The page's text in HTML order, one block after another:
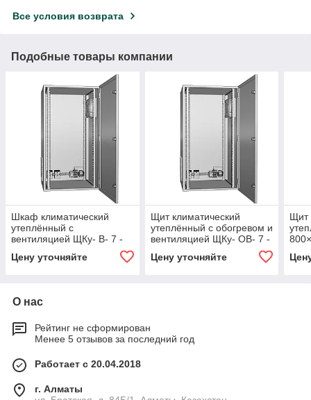
Все условия возврата
Подобные товары компании
Шкаф климатический
утеплённый с
вентиляцией ЩКу- В- 7 -
IP65
Цену уточняйте
Щит климатический
утеплённый с обогревом и
вентиляцией ЩКу- ОВ- 7 -
IP65
Цену уточняйте
Щит
О нас
Рейтинг не сформирован
Менее 5 отзывов за последний год
Работает с 20.04.2018
г. Алматы